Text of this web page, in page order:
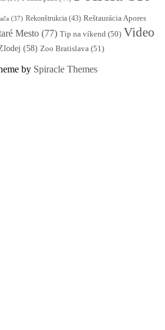
(37) Rekonštrukcia (43) Reštaurácia Apores
Mesto (77) Tip na víkend (50) Video
(58) Zoo Bratislava (51)
by Spiracle Themes